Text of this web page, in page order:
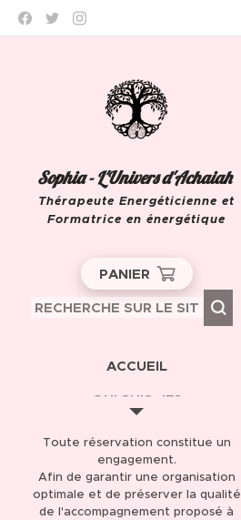
Sophia - L'Univers d'Achaiah
Thérapeute Energéticienne et
Formatrice en énergétique
PANIER
ACCUEIL
QUI SUIS-JE?
AVIS CLIENTS 5,0 *****
(137)
THÉRAPIE ET SOIN
ÉNERGÉTIQUE
Toute réservation constitue un
engagement.
Afin de garantir une organisation
optimale et de préserver la qualité
de l'accompagnement proposé à